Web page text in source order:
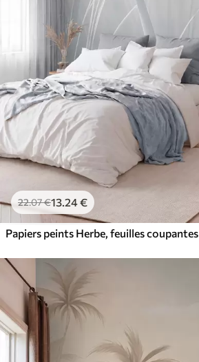
22.07€13.24€
Papiers peints Herbe, feuilles coupantes